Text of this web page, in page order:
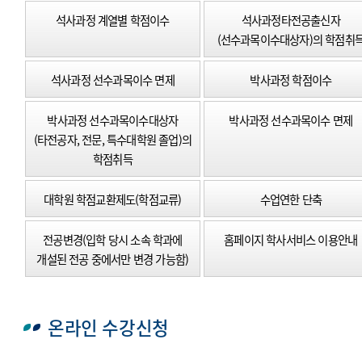
석사과정 계열별 학점이수
석사과정타전공출신자
(선수과목이수대상자)의 학점취
석사과정 선수과목이수 면제 박사과정 학점이수
박사과정 선수과목이수대상자
(타전공자, 전문, 특수대학원 졸업)의
학점취득
박사과정 선수과목이수 면제
대학원 학점교환제도(학점교류) 수업연한 단축
전공변경(입학 당시 소속 학과에
개설된 전공 중에서만 변경 가능함)
홈페이지 학사서비스 이용안내
온라인 수강신청